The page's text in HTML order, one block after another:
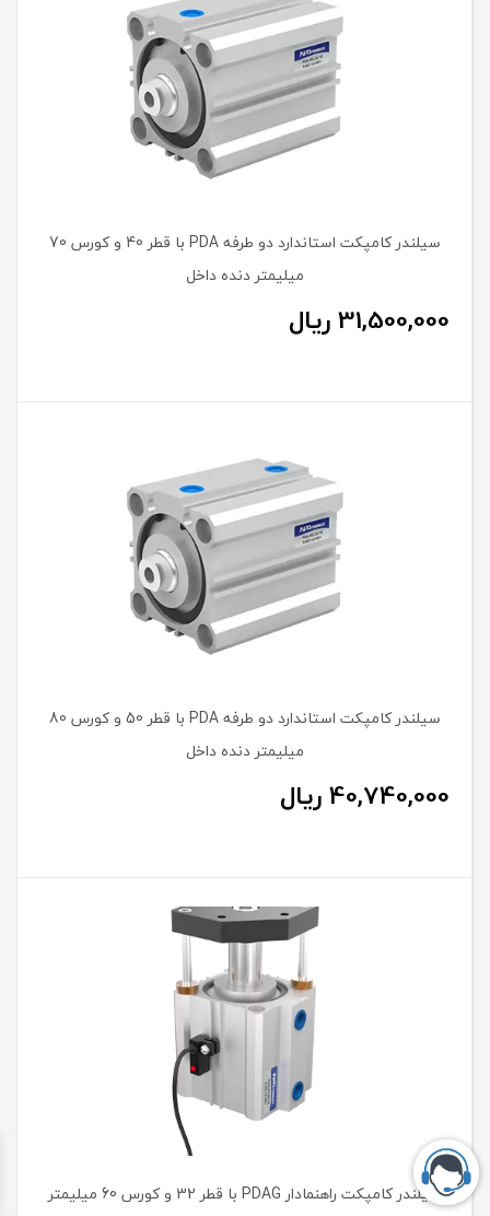
سیلندر کامپکت استاندارد دو طرفه PDA با قطر 40 و کورس 70
میلیمتر دنده داخل
31,500,000ریال
سیلندر کامپکت استاندارد دو طرفه PDA با قطر 50 و کورس 80
میلیمتر دنده داخل
40,740,000ریال
سیلندر کامپکت راهنمادار PDAG با قطر 32 و کورس 60 میلیمتر